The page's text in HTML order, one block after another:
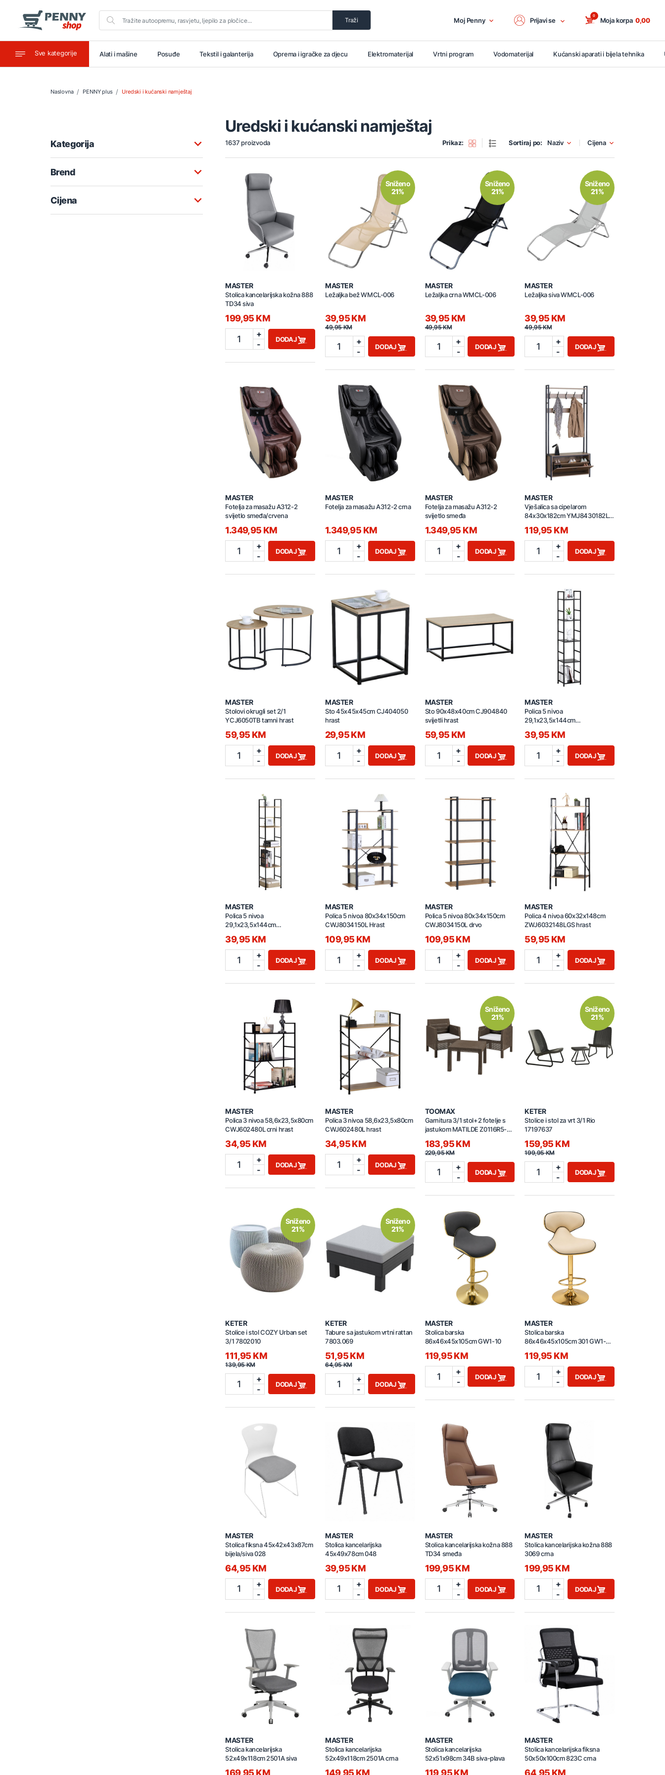
Traži Moj Penny Prijavi se Moja korpa
0
0,00
Sve kategorije
Ugostiteljstvo Alati i mašine Posuđe Tekstil i galanterija Oprema i igračke za djecu Elektromaterijal Vrtni program Vodomaterijal Kućanski aparati i bijela tehnika
Naslovna PENNY plus Uredski i kućanski namještaj
Uredski i kućanski namještaj
1637 proizvoda Prikaz: Sortiraj po: Naziv Cijena
Kategorija
Brend
Cijena
MASTER
Stolica kancelarijska kožna 888
TD34 siva
199,95 KM
1
+
-
DODAJ
Sniženo
21%
MASTER
Ležaljka bež WMCL-006
39,95 KM
49,95 KM
1
+
-
DODAJ
Sniženo
21%
MASTER
Ležaljka crna WMCL-006
39,95 KM
49,95 KM
1
+
-
DODAJ
Sniženo
21%
MASTER
Ležaljka siva WMCL-006
39,95 KM
49,95 KM
1
+
-
DODAJ
MASTER
Fotelja za masažu A312-2
svijetlo smeđa/crvena
1.349,95 KM
1
+
-
DODAJ
MASTER
Fotelja za masažu A312-2 crna
1.349,95 KM
1
+
-
DODAJ
MASTER
Fotelja za masažu A312-2
svijetlo smeđa
1.349,95 KM
1
+
-
DODAJ
MASTER
Vješalica sa cipelarom
84x30x182cm YMJ8430182L
119,95 KM
1
+
-
DODAJ
MASTER
Stolovi okrugli set 2/1
YCJ6050TB tamni hrast
59,95 KM
1
+
-
DODAJ
MASTER
Sto 45x45x45cm CJ404050
hrast
29,95 KM
1
+
-
DODAJ
MASTER
Sto 90x48x40cm CJ904840
svijetli hrast
59,95 KM
1
+
-
DODAJ
MASTER
Polica 5 nivoa
29,1x23,5x144cm
39,95 KM
1
+
-
DODAJ
MASTER
Polica 5 nivoa
29,1x23,5x144cm
CWJ3024144L hrast
39,95 KM
1
+
-
DODAJ
MASTER
Polica 5 nivoa 80x34x150cm
CWJ8034150L Hrast
109,95 KM
1
+
-
DODAJ
MASTER
Polica 5 nivoa 80x34x150cm
CWJ8034150L drvo
109,95 KM
1
+
-
DODAJ
MASTER
Polica 4 nivoa 60x32x148cm
ZWJ6032148LGS hrast
59,95 KM
1
+
-
DODAJ
MASTER
Polica 3 nivoa 58,6x23,5x80cm
CWJ602480L crni hrast
34,95 KM
1
+
-
DODAJ
MASTER
Polica 3 nivoa 58,6x23,5x80cm
CWJ602480L hrast
34,95 KM
1
+
-
DODAJ
Sniženo
21%
TOOMAX
Garnitura 3/1 stol+2 fotelje s
jastukom MATILDE Z0116R5-
3500 smeđa
183,95 KM
229,95 KM
1
+
-
DODAJ
Sniženo
21%
KETER
Stolice i stol za vrt 3/1 Rio
17197637
159,95 KM
199,95 KM
1
+
-
DODAJ
Sniženo
21%
KETER
Stolice i stol COZY Urban set
3/1 7802010
111,95 KM
139,95 KM
1
+
-
DODAJ
Sniženo
21%
KETER
Tabure sa jastukom vrtni rattan
7803.069
51,95 KM
64,95 KM
1
+
-
DODAJ
MASTER
Stolica barska
86x46x45x105cm GW1-10
119,95 KM
1
+
-
DODAJ
MASTER
Stolica barska
86x46x45x105cm 301 GW1-22
zlatna-bež
119,95 KM
1
+
-
DODAJ
MASTER
Stolica fiksna 45x42x43x87cm
bijela/siva 028
64,95 KM
1
+
-
DODAJ
MASTER
Stolica kancelarijska
45x49x78cm 048
39,95 KM
1
+
-
DODAJ
MASTER
Stolica kancelarijska kožna 888
TD34 smeđa
199,95 KM
1
+
-
DODAJ
MASTER
Stolica kancelarijska kožna 888
3069 crna
199,95 KM
1
+
-
DODAJ
MASTER
Stolica kancelarijska
52x49x118cm 2501A siva
169,95 KM
MASTER
Stolica kancelarijska
52x49x118cm 2501A crna
149,95 KM
MASTER
Stolica kancelarijska
52x51x98cm 34B siva-plava
119,95 KM
MASTER
Stolica kancelarijska fiksna
50x50x100cm 823C crna
64,95 KM